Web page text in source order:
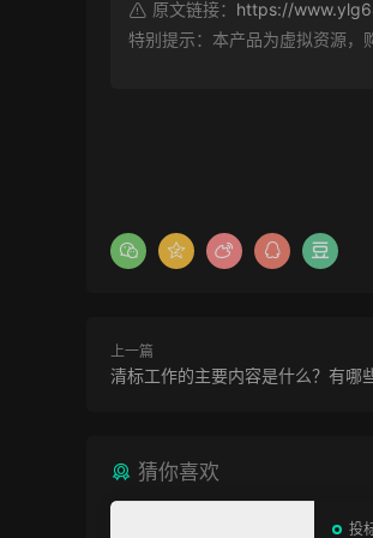
原文链接： https://
特别提示：本产品为虚拟资源，
上一篇
清标工作的主要内容是什么？有哪
猜你喜欢
投